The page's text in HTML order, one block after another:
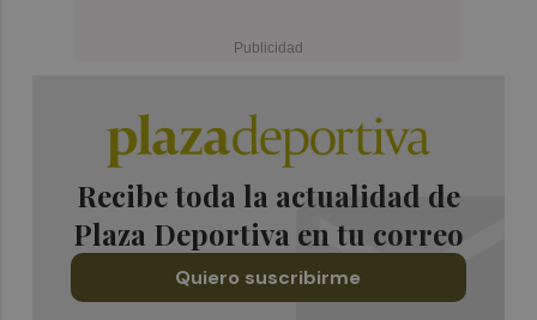
Recibe toda la actualidad de
Plaza Deportiva en tu correo
Quiero suscribirme